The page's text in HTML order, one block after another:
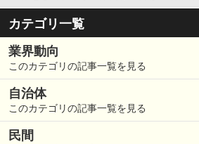
カテゴリ一覧
業界動向
このカテゴリの記事一覧を見る
自治体
このカテゴリの記事一覧を見る
民間